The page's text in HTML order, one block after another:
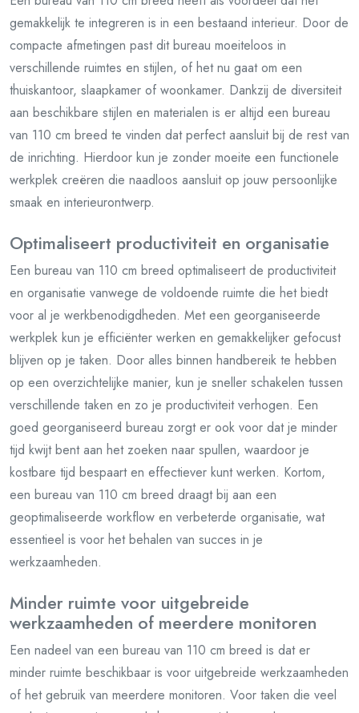
gemakkelijk te integreren is in een bestaand interieur. Door de
compacte afmetingen past dit bureau moeiteloos in
verschillende ruimtes en stijlen, of het nu gaat om een
thuiskantoor, slaapkamer of woonkamer. Dankzij de diversiteit
aan beschikbare stijlen en materialen is er altijd een bureau
van 110 cm breed te vinden dat perfect aansluit bij de rest van
de inrichting. Hierdoor kun je zonder moeite een functionele
werkplek creëren die naadloos aansluit op jouw persoonlijke
smaak en interieurontwerp.
Optimaliseert productiviteit en organisatie
Een bureau van 110 cm breed optimaliseert de productiviteit
en organisatie vanwege de voldoende ruimte die het biedt
voor al je werkbenodigdheden. Met een georganiseerde
werkplek kun je efficiënter werken en gemakkelijker gefocust
blijven op je taken. Door alles binnen handbereik te hebben
op een overzichtelijke manier, kun je sneller schakelen tussen
verschillende taken en zo je productiviteit verhogen. Een
goed georganiseerd bureau zorgt er ook voor dat je minder
tijd kwijt bent aan het zoeken naar spullen, waardoor je
kostbare tijd bespaart en effectiever kunt werken. Kortom,
een bureau van 110 cm breed draagt bij aan een
geoptimaliseerde workflow en verbeterde organisatie, wat
essentieel is voor het behalen van succes in je
werkzaamheden.
Minder ruimte voor uitgebreide
werkzaamheden of meerdere monitoren
Een nadeel van een bureau van 110 cm breed is dat er
minder ruimte beschikbaar is voor uitgebreide werkzaamheden
of het gebruik van meerdere monitoren. Voor taken die veel